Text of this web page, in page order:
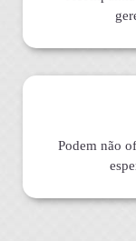
Podem não